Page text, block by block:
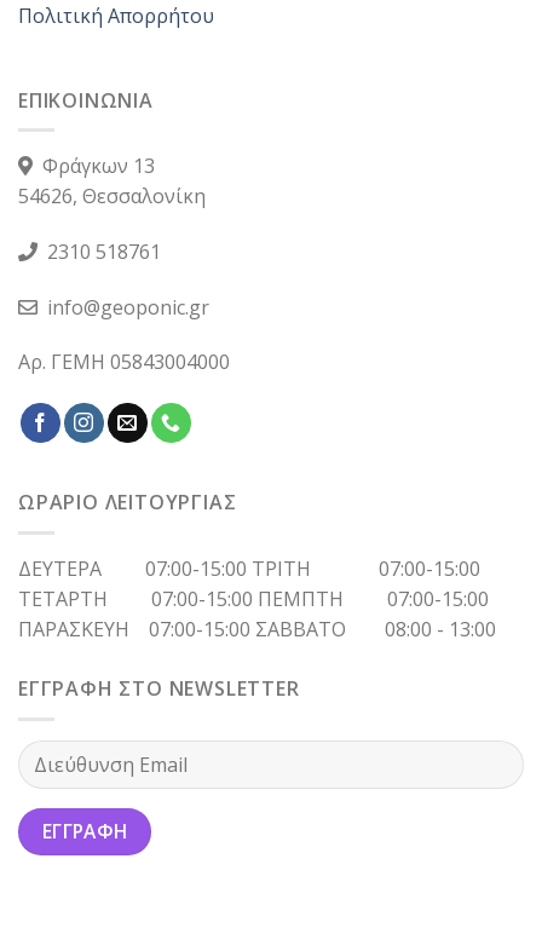
Πολιτική Απορρήτου
ΕΠΙΚΟΙΝΩΝΙΑ
Φράγκων 13
54626, Θεσσαλονίκη
2310 518761
info@geoponic.gr
Αρ. ΓΕΜΗ 05843004000
ΩΡΑΡΙΟ ΛΕΙΤΟΥΡΓΙΑΣ
ΔΕΥΤΕΡΑ 07:00-15:00 ΤΡΙΤΗ 07:00-15:00
ΤΕΤΑΡΤΗ 07:00-15:00 ΠΕΜΠΤΗ 07:00-15:00
ΠΑΡΑΣΚΕΥΗ 07:00-15:00 ΣΑΒΒΑΤΟ 08:00 - 13:00
ΕΓΓΡΑΦΗ ΣΤΟ NEWSLETTER